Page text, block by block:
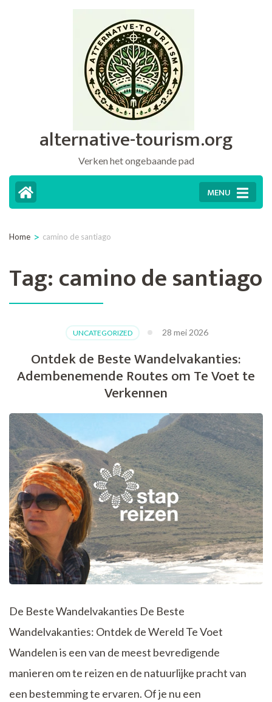
alternative-tourism.org
Verken het ongebaande pad
MENU
Home > camino de santiago
Tag:camino de santiago
UNCATEGORIZED 28 mei 2026
Ontdek de Beste Wandelvakanties:
Adembenemende Routes om Te Voet te
Verkennen
De Beste Wandelvakanties De Beste
Wandelvakanties: Ontdek de Wereld Te Voet
Wandelen is een van de meest bevredigende
manieren om te reizen en de natuurlijke pracht van
een bestemming te ervaren. Of je nu een